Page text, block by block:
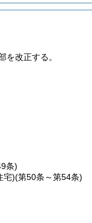
改正する。
条)
宅)(第50条～第54条)